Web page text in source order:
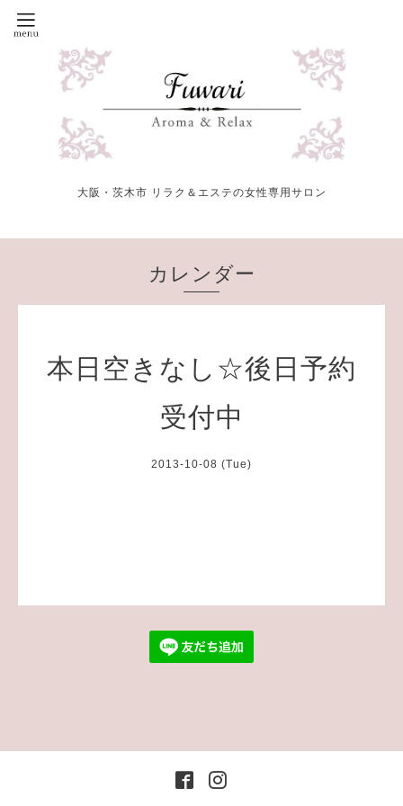
大阪・茨木市 リラク＆エステの女性専用サロン
カレンダー
本日空きなし☆後日予約
受付中
2013-10-08 (Tue)